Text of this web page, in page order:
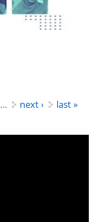
… next › last »